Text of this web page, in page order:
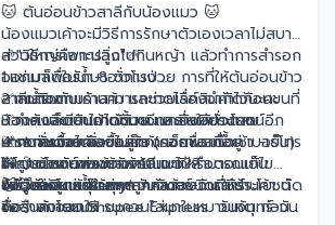
🐱 ต้นอ่อนข้าวสาลีกับน้องแมว 🐱
น้องแมวเค้าจะมีวิธีการรักษาตัวเองเวลาไม่สบาย
ส่วนใหญ่คือการวิ่งไปกินหญ้า แล้วทำการสำรอก
ออกมาเพื่อรักษาอาการป่วย การที่ให้ต้นอ่อนข้าว
สาลีเสริมกับเค้าสามารถช่วยเรื่องจำกัดก้อนขนที่
น้องๆ เลียเข้าไปได้ด้วย และยังมีประโยชน์อีก
มากมายด้วยค่ะ
🌱 ประโยชน์ของข้าวสาลีแมว??
- มีวิตามิน แร่ธาตุหลากหลายชนิดที่มีประโยชน์
ต่อร่างกายแมว
🌱"วิธีการเพาะปลูก"🌱
1.แช่เมล็ดในน้ำ 8 ชั่วโมง
2.เทน้ำออก
3.วางเมล็ดบนถาดชั้นบน เกลี่ยให้ทั่วถาด
4.รอการงอกของเมล็ด (คอยพรมน้ำเช้า -เย็น)
5.โดนแดดยามเช้าสัก 10 นาทีหรือตอนเย็น
6.ไม่ต้องแช่น้ำในถาด
✅กดติดตามร้านค้า และกดไลค์สินค้าไว้นะคะ
✅กำลังจะมีสินค้าเข้ามาอีกหลายอย่างเลย
🚨กดสั่งซื้อได้เลยไม่ต้องรอถามสต๊อค
🛵💨 การจัดส่งของร้าน
🛵💨 ส่งโดย Kerry วันจันทร์-วันเสาร์
🛵💨 ส่งโดย Shopee Express วันจันทร์-วัน
📌📌ก่อนกด สั่งซื้อลูกค้า เช็คชื่อ ที่อยู่ เบอร์โทร
ให้ถูกต้อง เพราะทางร้านจะไม่สามารถแก้ไข
ข้อมูลให้ลูกค้าได้ค่ะ📌📌
😻😻หมายเหตุ : หากลูกค้าต้องการให้ร้านค้า ตัด
ชื่อสินค้าออกให้ รบกวนใส่มาในหมายเหตุ ก่อน